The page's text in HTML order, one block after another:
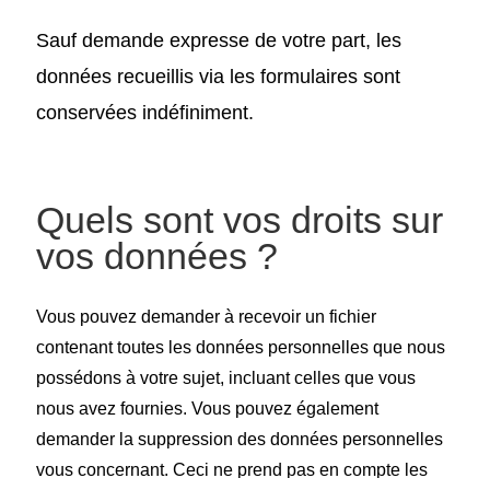
Sauf demande expresse de votre part, les
données recueillis via les formulaires sont
conservées indéfiniment.
Quels sont vos droits sur
vos données ?
Vous pouvez demander à recevoir un fichier
contenant toutes les données personnelles que nous
possédons à votre sujet, incluant celles que vous
nous avez fournies. Vous pouvez également
demander la suppression des données personnelles
vous concernant. Ceci ne prend pas en compte les